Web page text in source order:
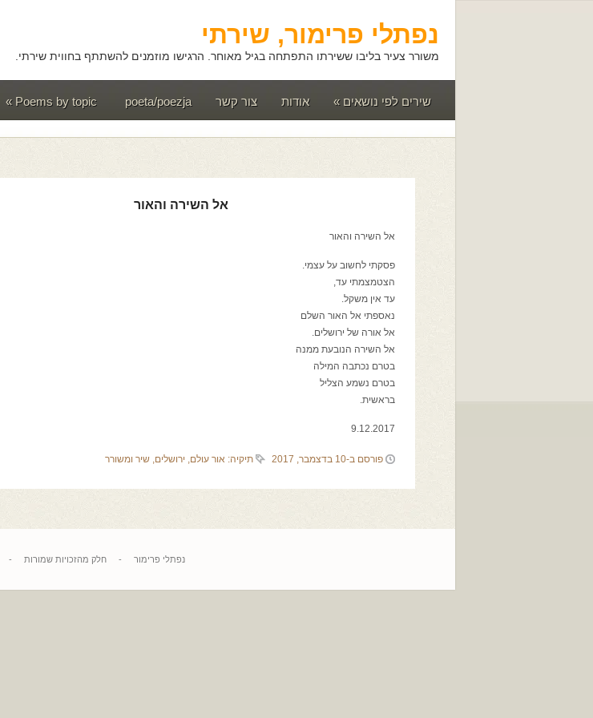
נפתלי פרימור, שירתי
משורר צעיר בליבו ששירתו התפתחה בגיל מאוחר. הרגישו מוזמנים להשתתף בחווית שירתי.
שירים לפי נושאים » אודות צור קשר poeta/poezja
Poems by topic
»
אל השירה והאור
אל השירה והאור
פסקתי לחשוב על עצמי.
הצטמצמתי עד,
עד אין משקל.
נאספתי אל האור השלם
אל אורה של ירושלים.
אל השירה הנובעת ממנה
בטרם נכתבה המילה
בטרם נשמע הצליל
בראשית.
9.12.2017
פורסם ב-10 בדצמבר, 2017 תיקיה: אור עולם, ירושלים, שיר ומשורר
נפתלי פרימור -חלק מהזכויות שמורות -